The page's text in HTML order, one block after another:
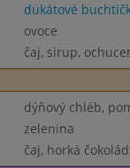
dukátové
ovoce
čaj, sirup,
dýňový chléb,
zelenina
čaj, horká